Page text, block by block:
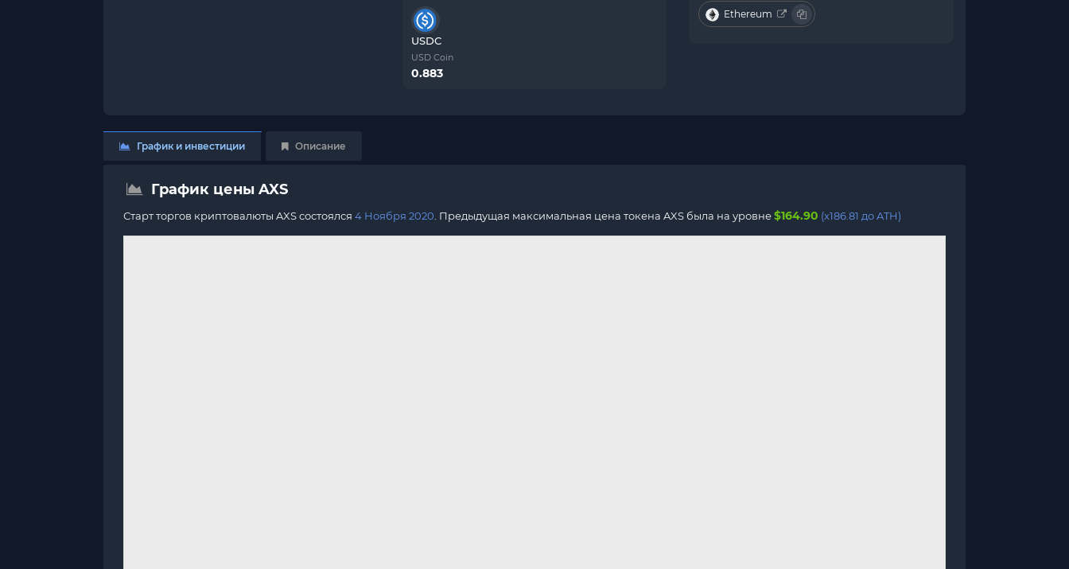
USDC
USD Coin
0.883
Ethereum
График и инвестиции Описание
График цены AXS
Старт торгов криптовалюты AXS состоялся 4 Ноября 2020 . Предыдущая максимальная цена токена AXS была на уровне$164.90 (x186.81 до ATH)